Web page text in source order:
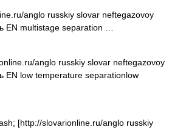
anglo russkiy slovar neftegazovoy
EN multistage separation …
anglo russkiy slovar neftegazovoy
EN low temperature separationlow
[http://slovarionline.ru/anglo russkiy